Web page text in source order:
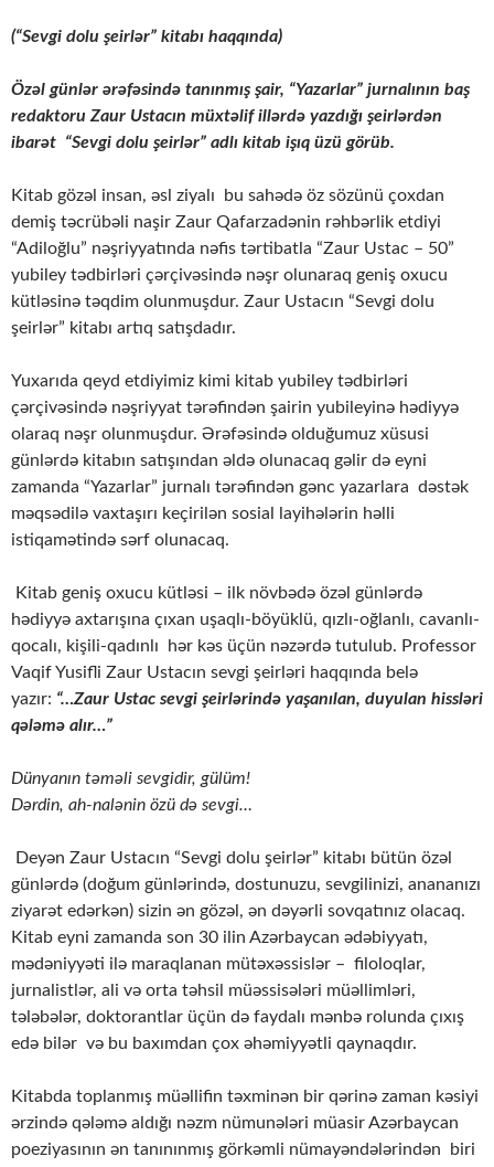
(“Sevgi dolu şeirlər” kitabı haqqında)
Özəl günlər ərəfəsində tanınmış şair, “Yazarlar” jurnalının baş
redaktoru Zaur Ustacın müxtəlif illərdə yazdığı şeirlərdən
ibarət “Sevgi dolu şeirlər” adlı kitab işıq üzü görüb.
Kitab gözəl insan, əsl ziyalı bu sahədə öz sözünü çoxdan
demiş təcrübəli naşir Zaur Qafarzadənin rəhbərlik etdiyi
“Adiloğlu” nəşriyyatında nəfis tərtibatla “Zaur Ustac – 50”
yubiley tədbirləri çərçivəsində nəşr olunaraq geniş oxucu
kütləsinə təqdim olunmuşdur. Zaur Ustacın “Sevgi dolu
şeirlər” kitabı artıq satışdadır.
Yuxarıda qeyd etdiyimiz kimi kitab yubiley tədbirləri
çərçivəsində nəşriyyat tərəfindən şairin yubileyinə hədiyyə
olaraq nəşr olunmuşdur. Ərəfəsində olduğumuz xüsusi
günlərdə kitabın satışından əldə olunacaq gəlir də eyni
zamanda “Yazarlar” jurnalı tərəfindən gənc yazarlara dəstək
məqsədilə vaxtaşırı keçirilən sosial layihələrin həlli
istiqamətində sərf olunacaq.
Kitab geniş oxucu kütləsi – ilk növbədə özəl günlərdə
hədiyyə axtarışına çıxan uşaqlı-böyüklü, qızlı-oğlanlı, cavanlı-
qocalı, kişili-qadınlı hər kəs üçün nəzərdə tutulub. Professor
Vaqif Yusifli Zaur Ustacın sevgi şeirləri haqqında belə
yazır: “…Zaur Ustac sevgi şeirlərində yaşanılan, duyulan hissləri
qələmə alır…”
Dünyanın təməli sevgidir, gülüm!
Dərdin, ah-nalənin özü də sevgi…
Deyən Zaur Ustacın “Sevgi dolu şeirlər” kitabı bütün özəl
günlərdə (doğum günlərində, dostunuzu, sevgilinizi, anananızı
ziyarət edərkən) sizin ən gözəl, ən dəyərli sovqatınız olacaq.
Kitab eyni zamanda son 30 ilin Azərbaycan ədəbiyyatı,
mədəniyyəti ilə maraqlanan mütəxəssislər – filoloqlar,
jurnalistlər, ali və orta təhsil müəssisələri müəllimləri,
tələbələr, doktorantlar üçün də faydalı mənbə rolunda çıxış
edə bilər və bu baxımdan çox əhəmiyyətli qaynaqdır.
Kitabda toplanmış müəllifin təxminən bir qərinə zaman kəsiyi
ərzində qələmə aldığı nəzm nümunələri müasir Azərbaycan
poeziyasının ən tanınınmış görkəmli nümayəndələrindən biri